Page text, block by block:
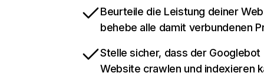
Beurteile die Leistung deiner
behebe alle damit verbundenen
Stelle sicher, dass der Googlebot
Website crawlen und indexieren